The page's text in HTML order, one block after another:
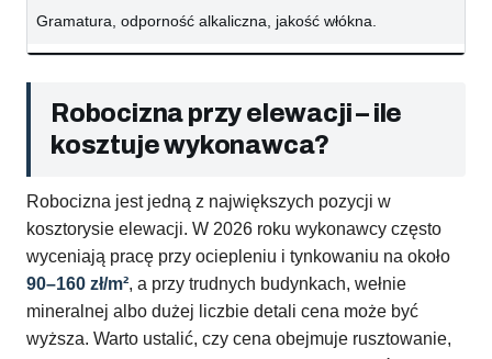
Gramatura, odporność alkaliczna, jakość włókna.
Robocizna przy elewacji – ile
kosztuje wykonawca?
Robocizna jest jedną z największych pozycji w
kosztorysie elewacji. W 2026 roku wykonawcy często
wyceniają pracę przy ociepleniu i tynkowaniu na około
90–160 zł/m², a przy trudnych budynkach, wełnie
mineralnej albo dużej liczbie detali cena może być
wyższa. Warto ustalić, czy cena obejmuje rusztowanie,